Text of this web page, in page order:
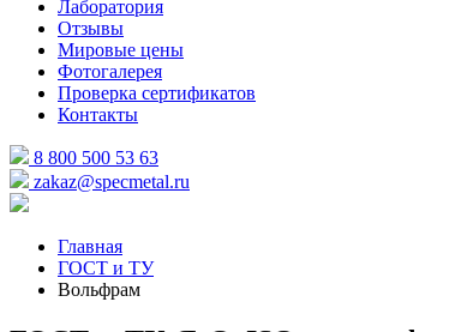
Лаборатория
Отзывы
Мировые цены
Фотогалерея
Проверка сертификатов
Контакты
8 800 500 53 63
zakaz@specmetal.ru
Главная
ГОСТ и ТУ
Вольфрам